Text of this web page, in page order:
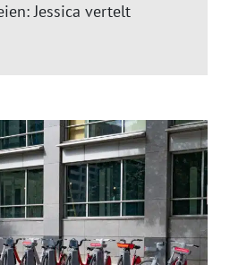
Jessica vertelt